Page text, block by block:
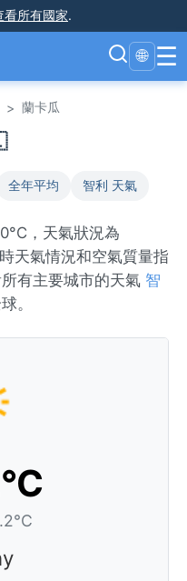
看所有國家.
🌐 ☰
> 蘭卡瓜
全年平均 智利 天氣
，天氣狀況為
天氣情況和空氣質量指
有主要城市的天氣 智
。